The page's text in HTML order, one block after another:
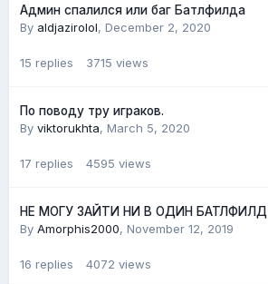
Админ спалился или баг Батлфилда
By aldjazirolol, December 2, 2020
15 replies 3715 views
По поводу тру играков.
By viktorukhta, March 5, 2020
17 replies 4595 views
НЕ МОГУ ЗАЙТИ НИ В ОДИН БАТЛФИЛД
By Amorphis2000, November 12, 2019
16 replies 4072 views